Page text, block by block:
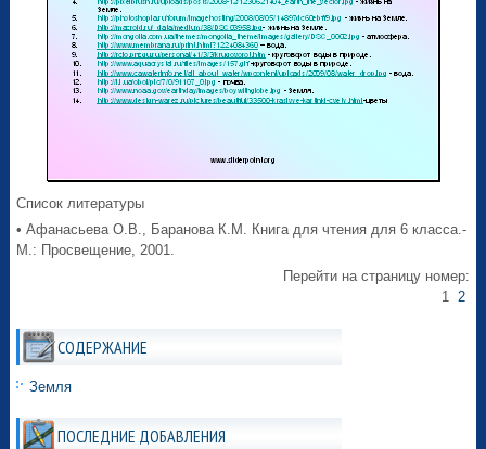
Список литературы
• Афанасьева О.В., Баранова К.М. Книга для чтения для 6 класса.-
М.: Просвещение, 2001.
Перейти на страницу номер:
1 2
СОДЕРЖАНИЕ
Земля
ПОСЛЕДНИЕ ДОБАВЛЕНИЯ